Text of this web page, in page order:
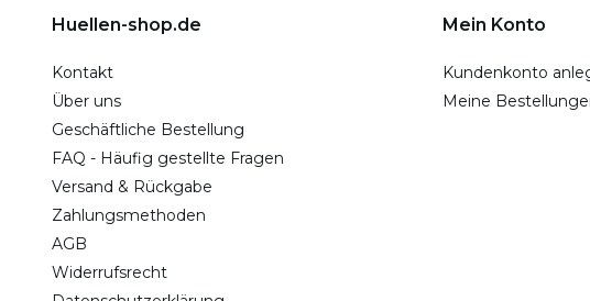
Huellen-shop.de
Kontakt
Über uns
Geschäftliche Bestellung
FAQ - Häufig gestellte Fragen
Versand & Rückgabe
Zahlungsmethoden
AGB
Widerrufsrecht
Mein Konto
Kundenkonto
Meine